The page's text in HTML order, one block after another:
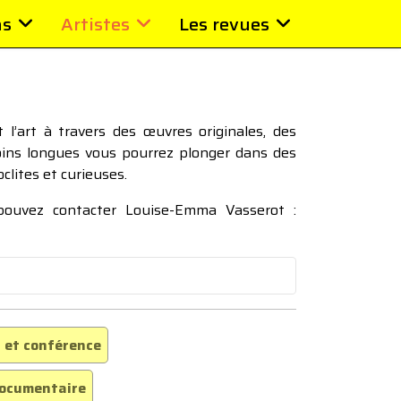
Artistes Les revues
à travers des œuvres originales, des
longues vous pourrez plonger dans des
et curieuses.
contacter Louise-Emma Vasserot :
conférence